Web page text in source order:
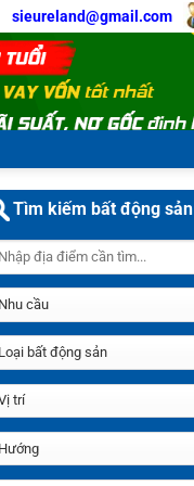
sieureland@gmail.com
Tìm kiếm bất động sản